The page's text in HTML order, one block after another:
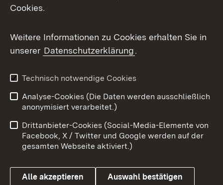
Messenger
Social Wall
X / Twitter
Youtube
Benutzungshinweise
Barrierefreiheit
Datenschutz
Cookies
Cookies.
Weitere Informationen zu Cookies erhalten Sie in
unserer Datenschutzerklärung.
Technisch notwendige Cookies
Analyse-Cookies (Die Daten werden ausschließlich
anonymisiert verarbeitet.)
Drittanbieter-Cookies (Social-Media-Elemente von
Facebook, X / Twitter und Google werden auf der
gesamten Webseite aktiviert.)
Alle akzeptieren Auswahl bestätigen